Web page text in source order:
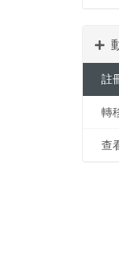
註
轉
查